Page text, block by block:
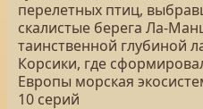
перелетных птиц,
скалистые берега Ла-
таинственной глубиной
Корсики, где
Европы морская
10 серий